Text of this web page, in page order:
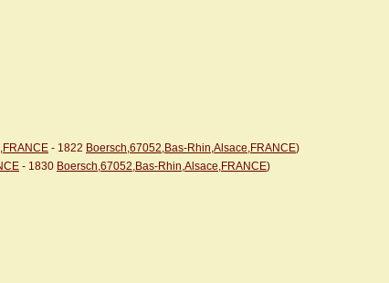
- 1822 Boersch,67052,Bas-Rhin,Alsace,FRANCE)
- 1830 Boersch,67052,Bas-Rhin,Alsace,FRANCE)